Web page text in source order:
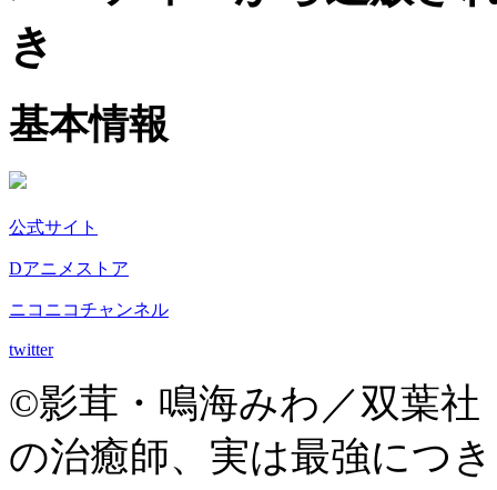
き
基本情報
公式サイト
Dアニメストア
ニコニコチャンネル
twitter
©影茸・鳴海みわ／双葉
の治癒師、実は最強につ